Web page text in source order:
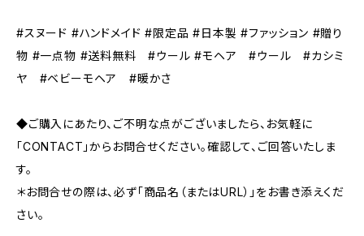
#スヌード #ハンドメイド #限定品 #日本製 #ファッション #贈り
物 #一点物 #送料無料 #ウール #モヘア #ウール #カシミ
ヤ #ベビーモヘア #暖かさ
◆ご購入にあたり、ご不明な点がございましたら、お気軽に
「CONTACT」からお問合せください。確認して、ご回答いたしま
す。
＊お問合せの際は、必ず「商品名（またはURL）」をお書き添えくだ
さい。